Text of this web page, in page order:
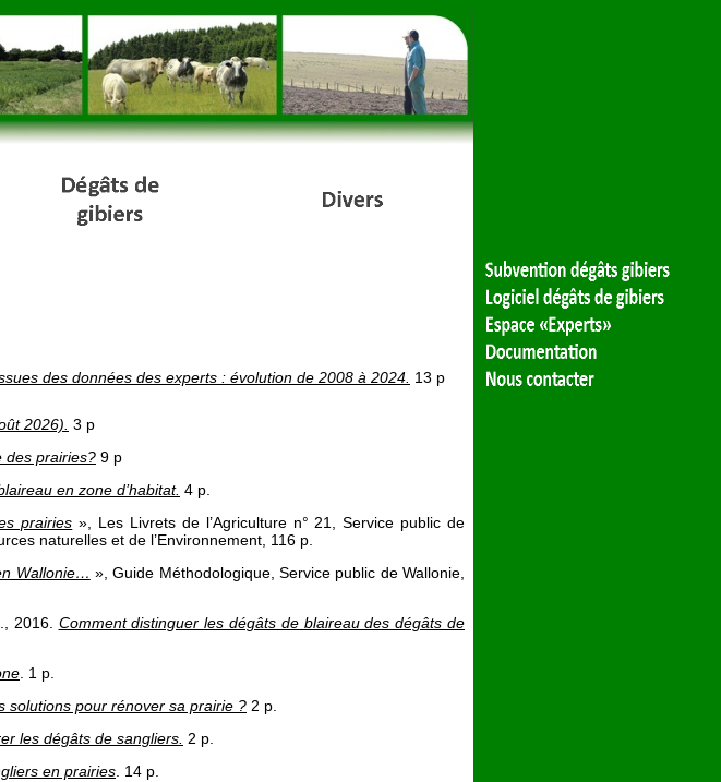
des données des experts : évolution de 2008 à 2024. 13 p
2026). 3 p
des prairies? 9 p
en zone d’habitat. 4 p.
prairies », Les Livrets de l’Agriculture n° 21, Service public de
naturelles et de l’Environnement, 116 p.
Wallonie… », Guide Méthodologique, Service public de Wallonie,
2016. Comment distinguer les dégâts de blaireau des dégâts de
. 1 p.
solutions pour rénover sa prairie ? 2 p.
les dégâts de sangliers. 2 p.
en prairies. 14 p.